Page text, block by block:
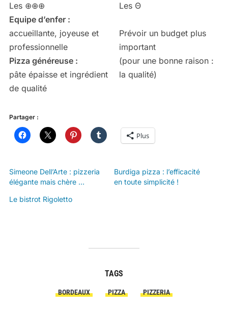
Les ⊕⊕⊕
Les Θ
Equipe d’enfer :
accueillante, joyeuse et
professionnelle
Pizza généreuse :
pâte épaisse et ingrédient
de qualité
Prévoir un budget plus
important
(pour une bonne raison :
la qualité)
Partager :
Plus
Simeone Dell’Arte : pizzeria
élégante mais chère …
Burdiga pizza : l’efficacité
en toute simplicité !
Le bistrot Rigoletto
TAGS
BORDEAUX PIZZA PIZZERIA